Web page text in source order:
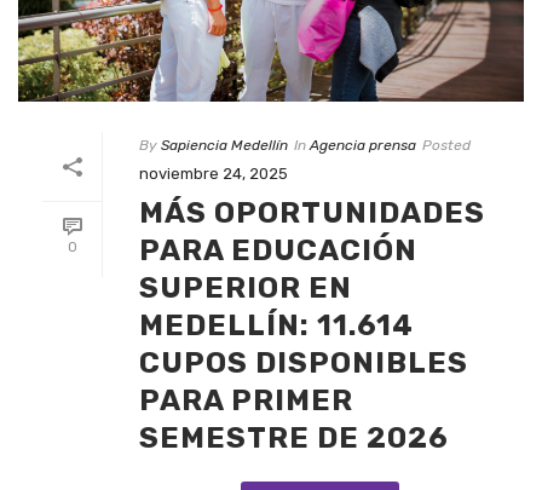
0
By Sapiencia Medellín In Agencia prensa Posted
noviembre 24, 2025
MÁS OPORTUNIDADES
PARA EDUCACIÓN
SUPERIOR EN
MEDELLÍN: 11.614
CUPOS DISPONIBLES
PARA PRIMER
SEMESTRE DE 2026